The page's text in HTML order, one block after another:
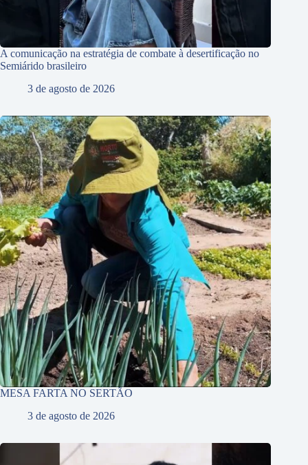
A comunicação na estratégia de combate à desertificação no
Semiárido brasileiro
3 de agosto de 2026
MESA FARTA NO SERTÃO
3 de agosto de 2026